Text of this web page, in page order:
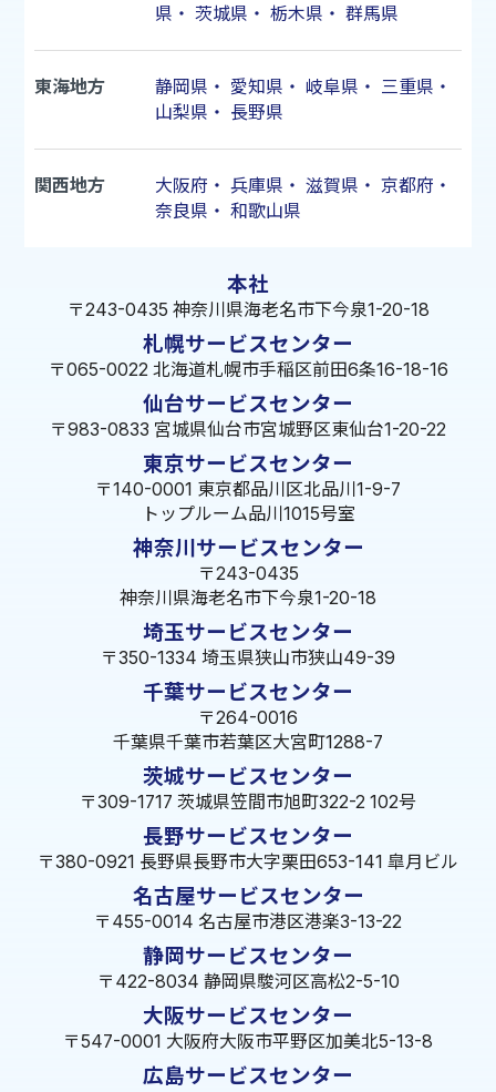
県 ・ 茨城県 ・ 栃木県 ・ 群馬県
東海地方 静岡県 ・ 愛知県 ・ 岐阜県 ・ 三重県 ・
山梨県 ・ 長野県
関西地方 大阪府 ・ 兵庫県 ・ 滋賀県 ・ 京都府 ・
奈良県 ・ 和歌山県
本社
〒243-0435 神奈川県海老名市下今泉1-20-18
札幌サービスセンター
〒065-0022 北海道札幌市手稲区前田6条16-18-16
仙台サービスセンター
〒983-0833 宮城県仙台市宮城野区東仙台1-20-22
東京サービスセンター
〒140-0001 東京都品川区北品川1-9-7
トップルーム品川1015号室
神奈川サービスセンター
〒243-0435
神奈川県海老名市下今泉1-20-18
埼玉サービスセンター
〒350-1334 埼玉県狭山市狭山49-39
千葉サービスセンター
〒264-0016
千葉県千葉市若葉区大宮町1288-7
茨城サービスセンター
〒309-1717 茨城県笠間市旭町322-2 102号
長野サービスセンター
〒380-0921 長野県長野市大字栗田653-141 皐月ビル
名古屋サービスセンター
〒455-0014 名古屋市港区港楽3-13-22
静岡サービスセンター
〒422-8034 静岡県駿河区高松2-5-10
大阪サービスセンター
〒547-0001 大阪府大阪市平野区加美北5-13-8
広島サービスセンター